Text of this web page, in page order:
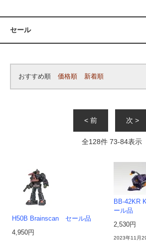
セール
おすすめ順 価格順 新着順
< 前 次 >
全128件 73-84表示
H50B Brainscan セール品
4,950円
BB-42KR
ール品
2,530円
2023年11月